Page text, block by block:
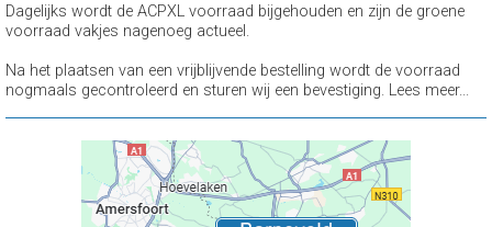
Dagelijks wordt de ACPXL voorraad bijgehouden en zijn de groene
voorraad vakjes nagenoeg actueel.
Na het plaatsen van een vrijblijvende bestelling wordt de voorraad
nogmaals gecontroleerd en sturen wij een bevestiging. Lees meer...